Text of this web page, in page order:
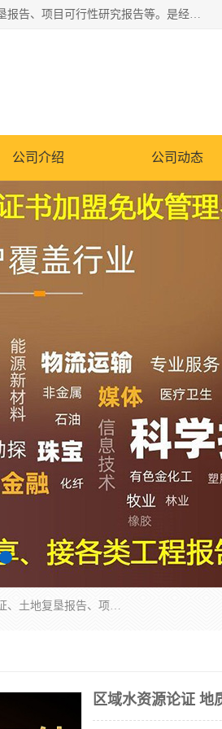
公司主营业务有地质灾害评估报告、节能评估报告、水土保持验收、水资源论证、土地复垦报告、项目可行性研究报告等。是经国家工商总局批准，在法律、法规、决定规定禁止的不得经营；法律、法规、决定规定应当许可（审批）的，经审批机关批准后凭许可（审批）文件经营;法律、法规，市场主体自主选择经营。
公司介绍 公司动态
公司主营业务有地质灾害评估报告、节能评估报告、水土保持验收、水资源论证、土地复垦报告、项目可行性研究报告等。是经国家工商总局批准，在法律、法规、决定规定禁止的不得经营；法律、法规、决定规定应当许可（审批）的，经审批机关批准后凭许可（审批）文件经营;法律、法规，市场主体自主选择经营。
区域水资源论证 地